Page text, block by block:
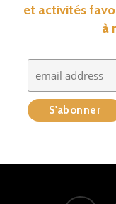
et activités
à